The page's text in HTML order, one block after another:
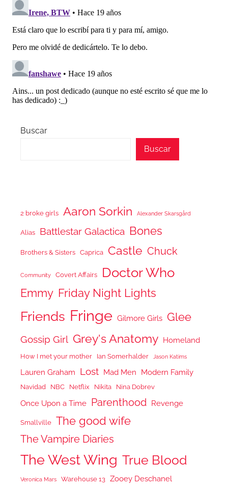
Buscar
Buscar
2 broke girls Aaron Sorkin Alexander Skarsgård
Alias Battlestar Galactica Bones
Brothers & Sisters Caprica Castle Chuck
Community Covert Affairs Doctor Who
Emmy Friday Night Lights
Friends Fringe Gilmore Girls Glee
Gossip Girl Grey's Anatomy Homeland
How I met your mother Ian Somerhalder Jason Katims
Lauren Graham Lost Mad Men Modern Family
Navidad NBC Netflix Nikita Nina Dobrev
Once Upon a Time Parenthood Revenge
Smallville The good wife
The Vampire Diaries
The West Wing True Blood
Veronica Mars Warehouse 13 Zooey Deschanel